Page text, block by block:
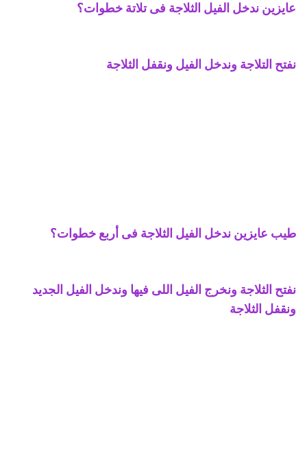
عايزين ندخل الفيل الثلاجة فى تلاتة خطوات؟
نفتح التلاجة وندخل الفيل ونقفل الثلاجة
طيب عايزين ندخل الفيل الثلاجة فى أربع خطوات؟
نفتح الثلاجة ونخرج الفيل اللى فيها وندخل الفيل الجديد
ونقفل الثلاجة